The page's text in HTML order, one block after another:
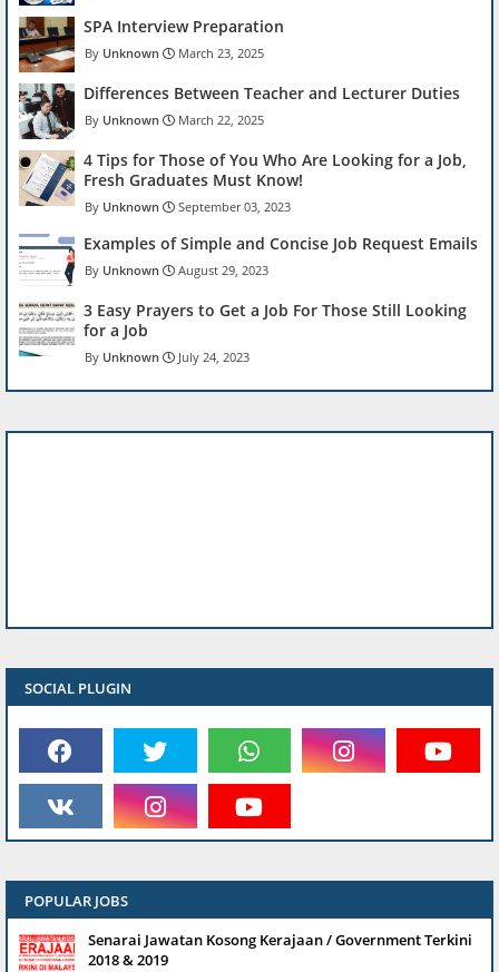
SPA Interview Preparation
Unknown March 23, 2025
Differences Between Teacher and Lecturer Duties
Unknown March 22, 2025
4 Tips for Those of You Who Are Looking for a Job,
Fresh Graduates Must Know!
Unknown September 03, 2023
Examples of Simple and Concise Job Request Emails
Unknown August 29, 2023
3 Easy Prayers to Get a Job For Those Still Looking
for a Job
Unknown July 24, 2023
SOCIAL PLUGIN
POPULAR JOBS
Senarai Jawatan Kosong Kerajaan / Government Terkini
2018 & 2019